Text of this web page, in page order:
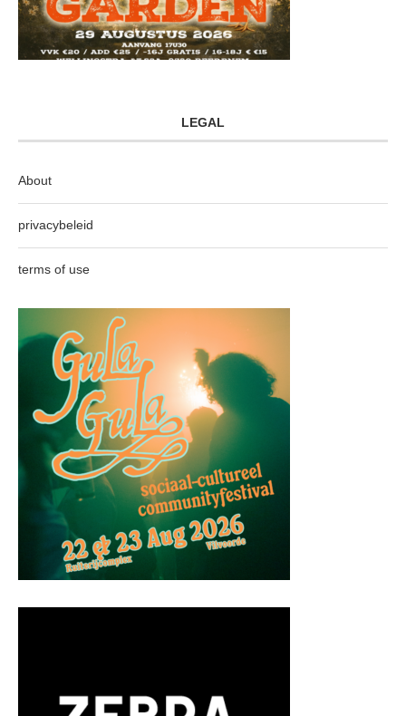
LEGAL
About
privacybeleid
terms of use